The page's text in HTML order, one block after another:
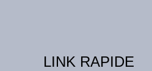
LINK RAPIDE